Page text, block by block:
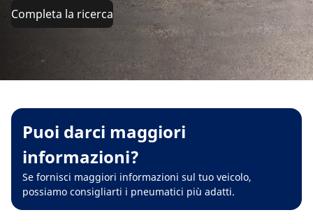
Completa la ricerca
Puoi darci maggiori
informazioni?
Se fornisci maggiori informazioni sul tuo veicolo,
possiamo consigliarti i pneumatici più adatti.